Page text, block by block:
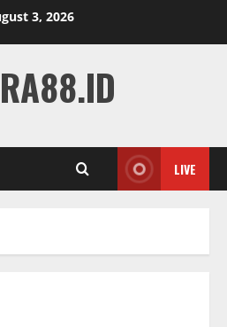
3, 2026
LIVE